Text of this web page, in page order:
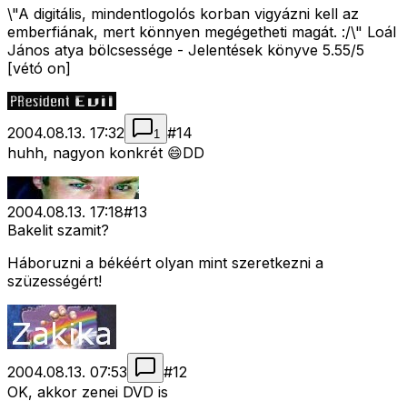
\"A digitális, mindentlogolós korban vigyázni kell az
emberfiának, mert könnyen megégetheti magát. :/\" Loál
János atya bölcsessége - Jelentések könyve 5.55/5
[vétó on]
2004.08.13. 17:32 1 #14
huhh, nagyon konkrét 😄DD
2004.08.13. 17:18#13
Bakelit szamit?
Háboruzni a békéért olyan mint szeretkezni a
szüzességért!
2004.08.13. 07:53 #12
OK, akkor zenei DVD is